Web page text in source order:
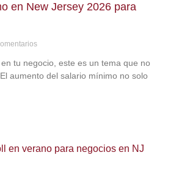
en New Jersey 2026 para
tu negocio, este es un tema que no
aumento del salario mínimo no solo